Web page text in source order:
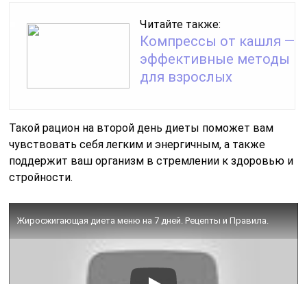
Читайте также:
Компрессы от кашля —
эффективные методы
для взрослых
Такой рацион на второй день диеты поможет вам
чувствовать себя легким и энергичным, а также
поддержит ваш организм в стремлении к здоровью и
стройности.
Жиросжигающая диета меню на 7 дней. Рецепты и Правила.